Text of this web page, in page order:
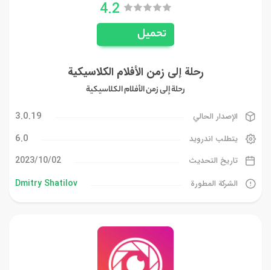
4.2
تحميل
رحلة إلى زمن الأفلام الكلاسيكية
رحلة إلى زمن الأفلام الكلاسيكية
الإصدار الحالي 3.0.19
يتطلب اندرويد 6.0
تاريخ التحديث 02‏/10‏/2023
الشركة المطورة Dmitry Shatilov